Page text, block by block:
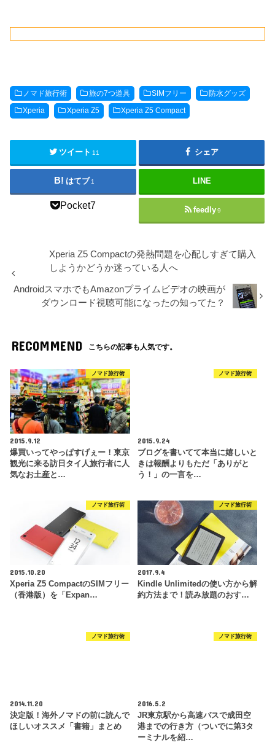
ノマド旅行術 旅の7つ道具 SIMフリー 防水グッズ
Xperia Xperia Z5 Xperia Z5 Compact
ツイート 11 シェア
はてブ 1 LINE
Pocket7 feedly 9
Xperia Z5 Compactの発熱問題を心配しすぎて購入
しようかどうか迷っている人へ
AndroidスマホでもAmazonプライムビデオの映画が
ダウンロード視聴可能になったの知ってた？
RECOMMEND こちらの記事も人気です。
ノマド旅行術
2015.9.12
爆買いってやっぱすげぇー！東京
観光に来る訪日タイ人旅行者に人
気なお土産と…
ノマド旅行術
2015.9.24
ブログを書いてて本当に嬉しいと
きは報酬よりもただ「ありがと
う！」の一言を…
ノマド旅行術
2015.10.20
Xperia Z5 CompactのSIMフリー
（香港版）を「Expan…
ノマド旅行術
2017.9.4
Kindle Unlimitedの使い方から解
約方法まで！読み放題のおす…
ノマド旅行術
2014.11.20
決定版！海外ノマドの前に読んで
ほしいオススメ「書籍」まとめ
ノマド旅行術
2016.5.2
JR東京駅から高速バスで成田空
港までの行き方（ついでに第3タ
ーミナルを紹…